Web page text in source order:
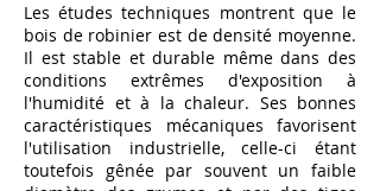
Les études techniques montrent que le
bois de robinier est de densité moyenne.
Il est stable et durable même dans des
conditions extrêmes d'exposition à
l'humidité et à la chaleur. Ses bonnes
caractéristiques mécaniques favorisent
l'utilisation industrielle, celle-ci étant
toutefois gênée par souvent un faible